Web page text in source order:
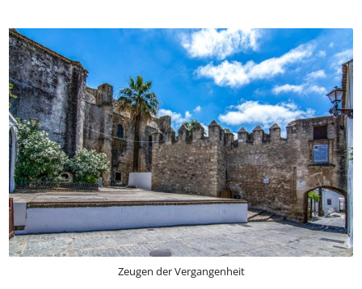
Zeugen der Vergangenheit